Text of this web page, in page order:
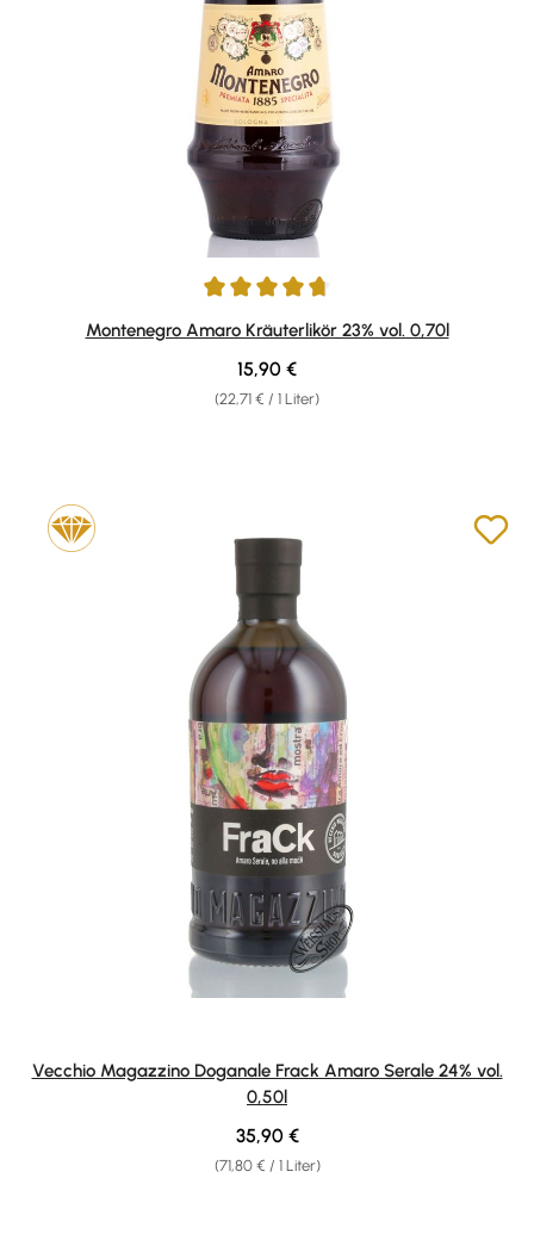
Durchschnittliche Bewertung von 4.86 von 5 Sternen
Montenegro Amaro Kräuterlikör 23% vol. 0,70l
(22,71 € / 1 Liter)
Regulärer Preis:
15,90 €
Vecchio Magazzino Doganale Frack Amaro Serale 24% vol.
0,50l
(71,80 € / 1 Liter)
Regulärer Preis:
35,90 €